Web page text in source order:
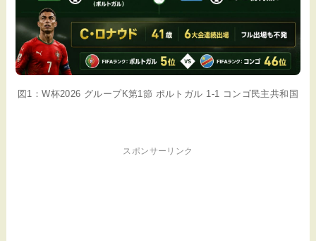
図1：W杯2026 グループK第1節 ポルトガル 1-1 コンゴ民主共和国
スポンサーリンク